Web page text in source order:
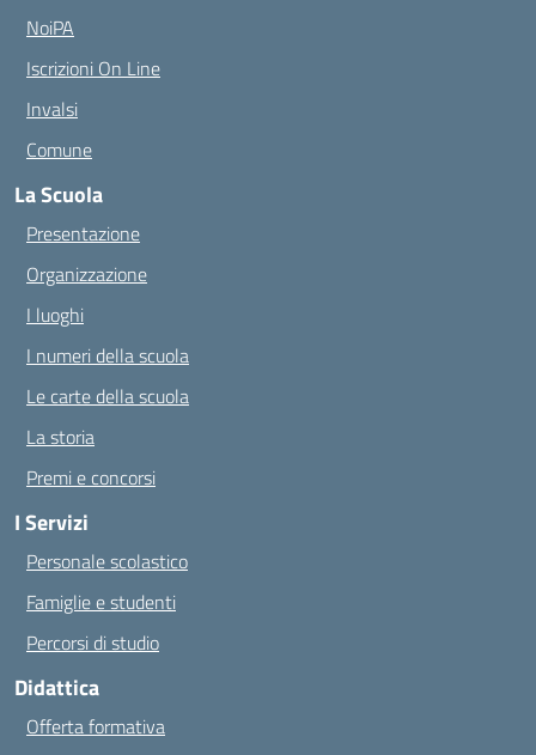
NoiPA
Iscrizioni On Line
Invalsi
Comune
La Scuola
Presentazione
Organizzazione
I luoghi
I numeri della scuola
Le carte della scuola
La storia
Premi e concorsi
I Servizi
Personale scolastico
Famiglie e studenti
Percorsi di studio
Didattica
Offerta formativa